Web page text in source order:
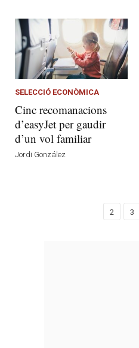
SELECCIÓ ECONÒMICA
Cinc recomanacions
d’easyJet per gaudir
d’un vol familiar
Jordi González
2 3